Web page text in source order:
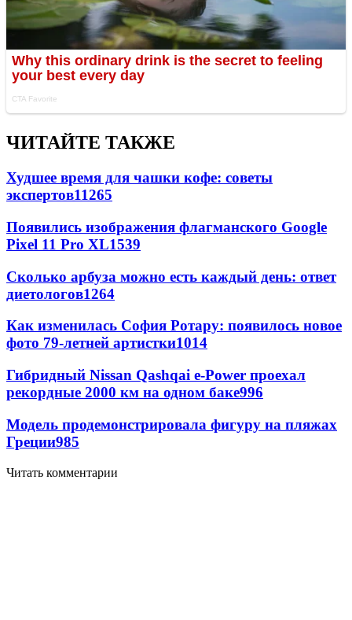
ЧИТАЙТЕ ТАКЖЕ
Худшее время для чашки кофе: советы
экспертов11265
Появились изображения флагманского Google
Pixel 11 Pro XL1539
Сколько арбуза можно есть каждый день: ответ
диетологов1264
Как изменилась София Ротару: появилось новое
фото 79-летней артистки1014
Гибридный Nissan Qashqai e-Power проехал
рекордные 2000 км на одном баке996
Модель продемонстрировала фигуру на пляжах
Греции985
Читать комментарии